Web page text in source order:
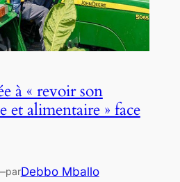
à « revoir son
et alimentaire » face
parDebbo Mballo